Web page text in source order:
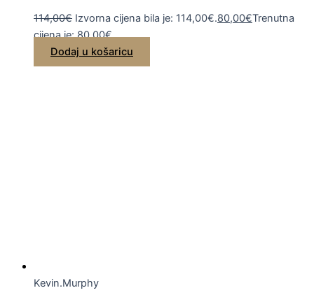
114,00€ Izvorna cijena bila je: 114,00€.80,00€Trenutna
cijena je: 80,00€.
Dodaj u košaricu
Kevin.Murphy